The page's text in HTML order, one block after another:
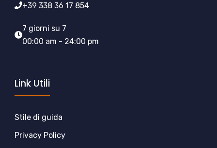
+39 338 36 17 854
7 giorni su 7
00:00 am - 24:00 pm
Link Utili
Stile di guida
Privacy Policy